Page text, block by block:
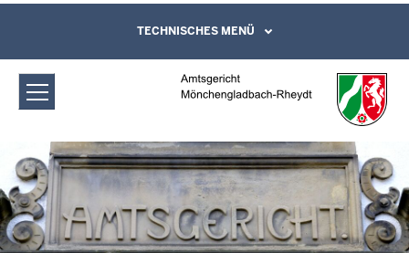
Amtsgericht Mönchengladbach-
Rheydt: Sitzungstermine
Direkt zum Inhalt
Leichte Sprache, Gebärdensprachenvideo
und Kontaktformular
TECHNISCHES MENÜ